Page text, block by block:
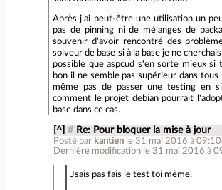
Après j'ai peut-être une utilisation un
pas de pinning ni de mélanges de
souvenir d'avoir rencontré des
solveur de base si à la base je ne
possible que aspcud s'en sorte mieux si
bon il ne semble pas supérieur dans
même pas de passer une testing en
comment le projet debian pourrait
base dans ce cas.
[^] # Re: Pour bloquer la mise à jour
Posté par kantien le 31 mai 2016 à 09:10
Dernière modification le 31 mai 2016 à
Jsais pas fais le test toi même.